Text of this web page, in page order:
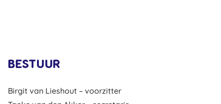
BESTUUR
Birgit van Lieshout – voorzitter